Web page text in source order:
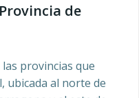
de
provincias que
ubicada al norte de